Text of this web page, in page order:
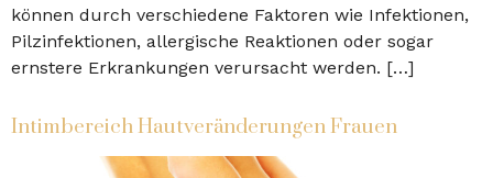
können durch verschiedene Faktoren wie Infektionen,
Pilzinfektionen, allergische Reaktionen oder sogar
ernstere Erkrankungen verursacht werden. […]
Intimbereich Hautveränderungen Frauen